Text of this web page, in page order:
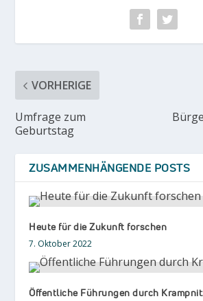
VORHERIGE
Umfrage zum
Geburtstag
ZUSAMMENHÄNGENDE POSTS
Heute für die Zukunft forschen
7. Oktober 2022
Öffentliche Führungen durch